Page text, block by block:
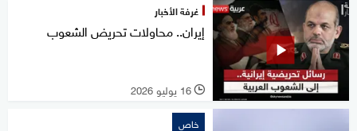
غرفة الأخبار
إيران.. محاولات تحريض الشعوب
l 16 يوليو 2026
خاص